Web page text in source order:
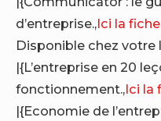
d’entreprise.,Ici la
Disponible chez votre
|{L’entreprise en 20
fonctionnement.,Ici la
|{Economie de